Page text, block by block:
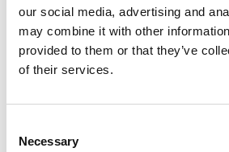
our social media, advertising and
may combine it with other
provided to them or that they’ve
of their services.
Selection
Necessary
SUPER KJ-MA® RØR